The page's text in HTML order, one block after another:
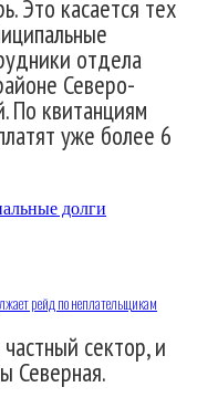
Это касается тех
отдела
Северо-
По квитанциям
уже более 6
долги
рейд по неплательщикам
сектор, и
Северная.